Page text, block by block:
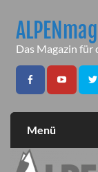
contentALPENmag
Das Magazin für
Menü